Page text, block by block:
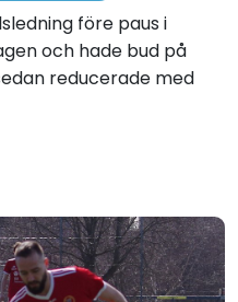
före paus i
och hade bud på
reducerade med